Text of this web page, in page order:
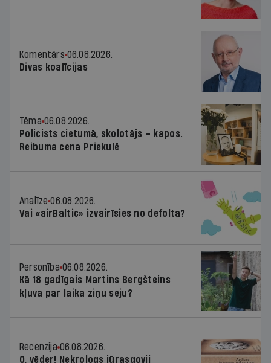
Komentārs 06.08.2026.
Divas koalīcijas
Tēma 06.08.2026.
Policists cietumā, skolotājs – kapos.
Reibuma cena Priekulē
Analīze 06.08.2026.
Vai «airBaltic» izvairīsies no defolta?
Personība 06.08.2026.
Kā 18 gadīgais Martins Bergšteins
kļuva par laika ziņu seju?
Recenzija 06.08.2026.
O, vēder! Nekrologs jūrasgovij